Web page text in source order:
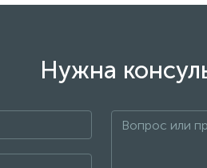
Нужна